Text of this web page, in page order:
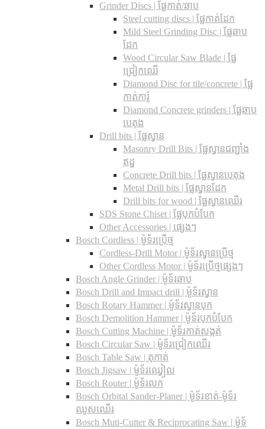
Grinder Discs |​ ផ្លែកាត់/ឆាប
Steel cutting discs |​ ផ្លែកាត់ដែក
Mild Steel Grinding Disc | ផ្លែឆាប
ដែក
Wood Circular Saw Blade | ផ្លែ
ជ្រៀកឈើ
Diamond Disc for tile/concrete​ | ផ្លែ
កាត់ការ៉ូ
Diamond Concrete grinders | ផ្លែឆាប
បេតុង
Drill bits |​ ផ្លែស្វាន
Masonry Drill Bits |​ ផ្លែស្វានជញ្ជាំង
ឥដ្ឋ
Concrete Drill bits |​ ផ្លែស្វានបេតុង
Metal Drill bits |​ ផ្លែស្វានដែក
Drill bits for wood |​ ផ្លែស្វានឈើរ
SDS Stone Chiset |​ ផ្លែបុកបំបែក
Other Accessories | ផ្សេងៗ
Bosch Cordless | ម៉ូទ័រប្រើថ្ម
Cordless-Drill Motor | ម៉ូទ័រស្វានប្រើថ្ម
Other Cordless Motor | ម៉ូទ័រប្រើថ្មផ្សេងៗ
Bosch Angle Grinder | ម៉ូទ័រឆាប
Bosch Drill and Impact drill | ម៉ូទ័រស្វាន
Bosch Rotary Hammer | ម៉ូទ័រស្វានបុក
Bosch Demolition Hammer | ម៉ូទ័របុកបំបែក
Bosch Cutting Machine | ម៉ូទ័រកាត់សង្កត់
Bosch Circular Saw | ម៉ូទ័រជ្រៀកឈើរ
Bosch Table Saw | តុកាត់
Bosch Jigsaw | ម៉ូទ័រឈ្វៀល
Bosch Router | ម៉ូទ័រលក
Bosch Orbital Sander-Planer​ | ម៉ូទ័រខាត់-ម៉ូទ័រ
ឈូសឈើរ
Bosch Muti-Cutter & Reciprocating Saw​ | ម៉ូទ័